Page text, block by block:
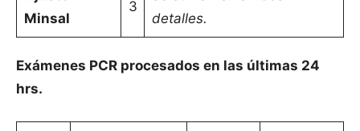
Minsal
3
detalles.
Exámenes PCR procesados en las últimas 24
hrs.